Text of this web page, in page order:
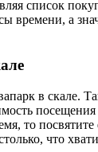
список
времени, а
в скале.
то
что